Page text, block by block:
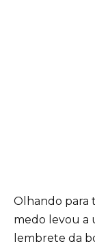
Olhando para
medo levou a
lembrete da